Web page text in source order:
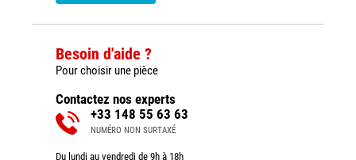
Besoin d'aide ?
Pour choisir une pièce
Contactez nos experts
+33 148 55 63 63
NUMÉRO NON SURTAXÉ
Du lundi au vendredi de 9h à 18h